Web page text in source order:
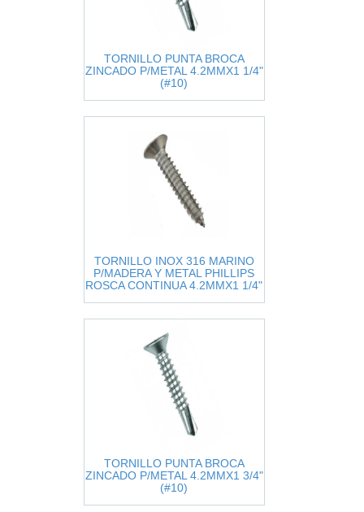
TORNILLO PUNTA BROCA
ZINCADO P/METAL 4.2MMX1 1/4"
(#10)
TORNILLO INOX 316 MARINO
P/MADERA Y METAL PHILLIPS
ROSCA CONTINUA 4.2MMX1 1/4"
TORNILLO PUNTA BROCA
ZINCADO P/METAL 4.2MMX1 3/4"
(#10)